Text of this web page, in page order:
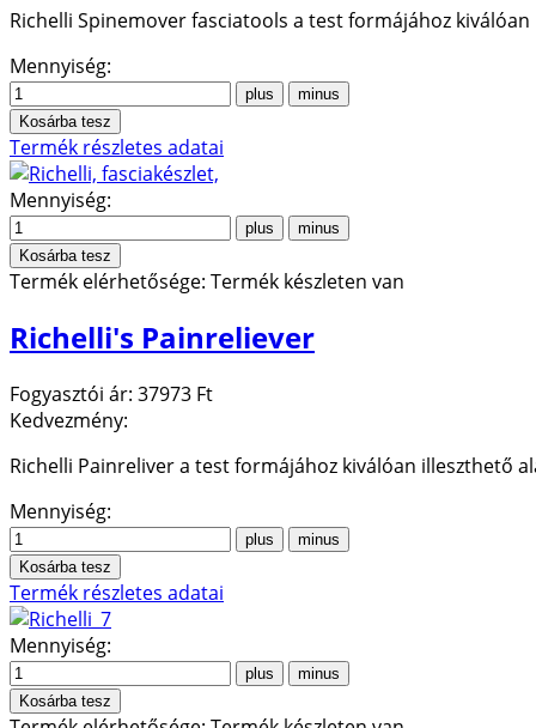
Richelli Spinemover fasciatools a test formájához
Mennyiség:
Termék részletes adatai
Mennyiség:
Termék elérhetősége: Termék készleten van
Richelli's Painreliever
Fogyasztói ár: 37973 Ft
Kedvezmény:
Richelli Painreliver a test formájához kiválóan illeszthető
Mennyiség:
Termék részletes adatai
Mennyiség: